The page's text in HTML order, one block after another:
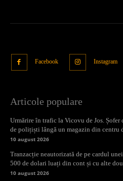
Facebook Instagram
Articole populare
Urmărire în trafic la Vicovu de Jos.
de polițiști lângă un magazin din centru
10 august 2026
Tranzacție neautorizată de pe cardul
500 de dolari luați din cont și cu alte
10 august 2026